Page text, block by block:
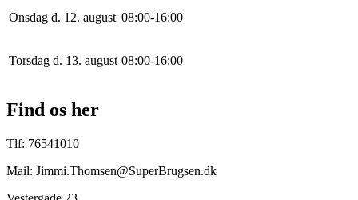
Onsdag d. 12. august 08:00-16:00
Torsdag d. 13. august 08:00-16:00
Find os her
Tlf: 76541010
Mail: Jimmi.Thomsen@SuperBrugsen.dk